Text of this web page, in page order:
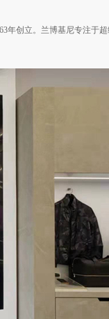
创立。兰博基尼专注于超